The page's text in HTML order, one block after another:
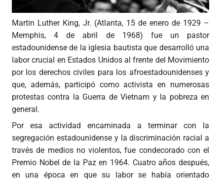
Martin Luther King, Jr. (Atlanta, 15 de enero de 1929 –
Memphis, 4 de abril de 1968) fue un pastor
estadounidense de la iglesia bautista que desarrolló una
labor crucial en Estados Unidos al frente del Movimiento
por los derechos civiles para los afroestadounidenses y
que, además, participó como activista en numerosas
protestas contra la Guerra de Vietnam y la pobreza en
general.
Por esa actividad encaminada a terminar con la
segregación estadounidense y la discriminación racial a
través de medios no violentos, fue condecorado con el
Premio Nobel de la Paz en 1964. Cuatro años después,
en una época en que su labor se había orientado